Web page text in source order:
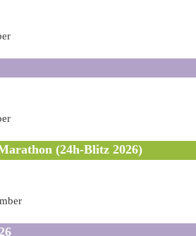
(24h-Blitz 2026)